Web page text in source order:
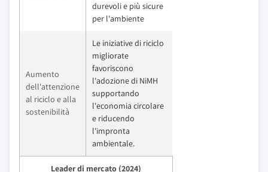
durevoli e più sicure
per l'ambiente
Aumento
dell'attenzione
al riciclo e alla
sostenibilità
Le iniziative di riciclo
migliorate
favoriscono
l'adozione di NiMH
supportando
l'economia circolare
e riducendo
l'impronta
ambientale.
Leader di mercato (2024)